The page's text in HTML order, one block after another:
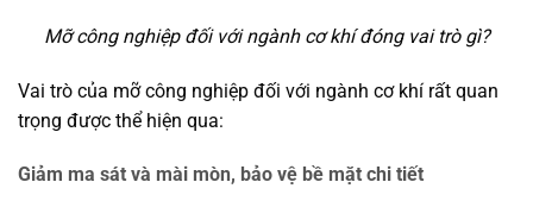
Mỡ công nghiệp đối với ngành cơ khí đóng vai trò gì?
Vai trò của mỡ công nghiệp đối với ngành cơ khí rất quan
trọng được thể hiện qua:
Giảm ma sát và mài mòn, bảo vệ bề mặt chi tiết